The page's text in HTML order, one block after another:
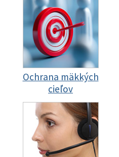
Ochrana mäkkých
cieľov